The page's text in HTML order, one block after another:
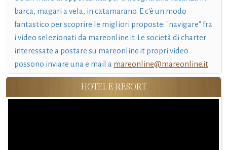
barca, magari a vela, in catamarano. E c'è un modo
fantastico per scoprire le migliori proposte: "navigare" fra
i video selezionati da mareonline.it. Le società di charter
interessate a postare su mareonline.it propri video
possono inviare una e mail a mareonline@mareonline.it
HOTEL E RESORT